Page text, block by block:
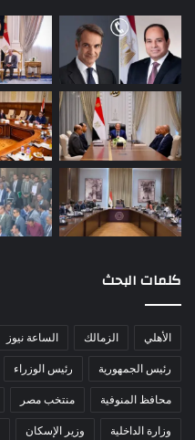
كلمات البحث
الأهلي الزمالك الساعة نيوز
رئيس الجمهورية
رئيس الوزراء
محافظ المنوفية
منتخب مصر
وزارة الداخلية
وزير الإسكان